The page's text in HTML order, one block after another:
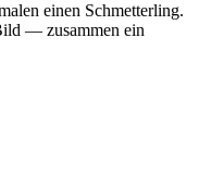
einen Schmetterling.
— zusammen ein